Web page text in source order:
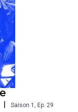
Saison 1 , Ep. 29